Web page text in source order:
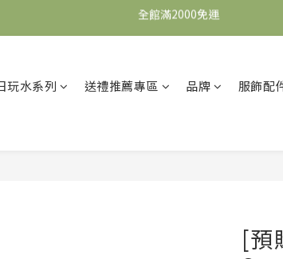
全館滿2000免運
加入會員，即可獲得$100購物金，可立即於首
玩水系列 送禮推薦專區 品牌 服飾配
[預